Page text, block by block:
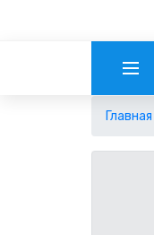
EUR
Главная